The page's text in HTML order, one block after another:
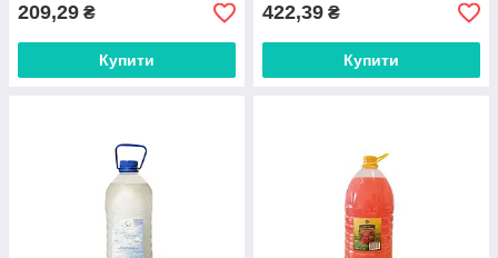
209,29 ₴
Купити
422,39 ₴
Купити